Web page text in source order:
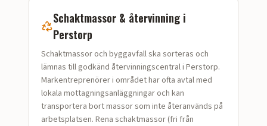
Schaktmassor & återvinning i
Perstorp
Schaktmassor och bygg­avfall ska sorteras och
lämnas till godkänd återvinningscentral i Perstorp.
Markentreprenörer i området har ofta avtal med
lokala mottagningsanläggningar och kan
transportera bort massor som inte återanvänds på
arbetsplatsen. Rena schaktmassor (fri från